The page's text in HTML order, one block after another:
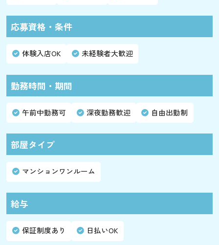
応募資格・条件
体験入店OK 未経験者大歓迎
勤務時間・期間
午前中勤務可 深夜勤務歓迎 自由出勤制
部屋タイプ
マンションワンルーム
給与
保証制度あり 日払いOK